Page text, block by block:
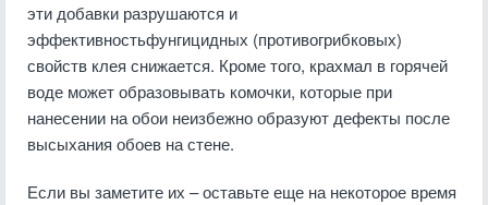
эти добавки разрушаются и
эффективностьфунгицидных (противогрибковых)
свойств клея снижается. Кроме того, крахмал в горячей
воде может образовывать комочки, которые при
нанесении на обои неизбежно образуют дефекты после
высыхания обоев на стене.
Если вы заметите их – оставьте еще на некоторое время